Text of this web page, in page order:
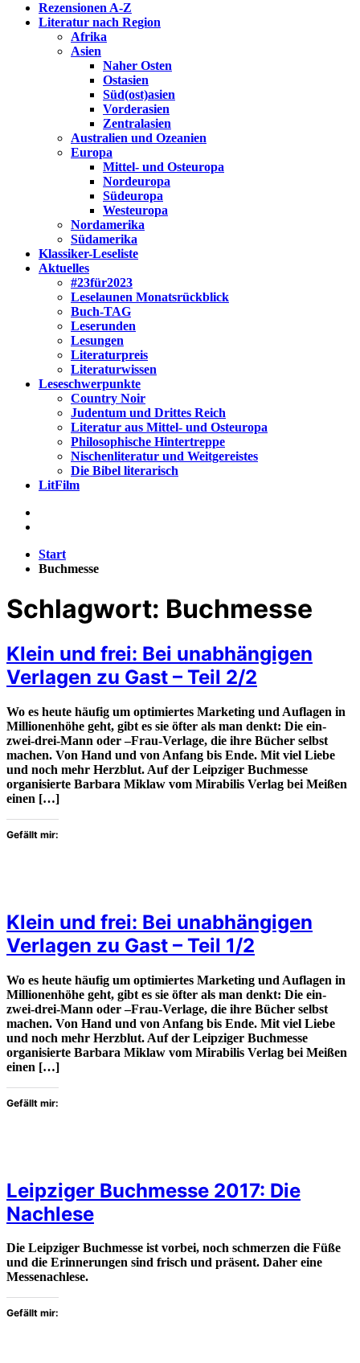
Rezensionen A-Z
Literatur nach Region
Afrika
Asien
Naher Osten
Ostasien
Süd(ost)asien
Vorderasien
Zentralasien
Australien und Ozeanien
Europa
Mittel- und Osteuropa
Nordeuropa
Südeuropa
Westeuropa
Nordamerika
Südamerika
Klassiker-Leseliste
Aktuelles
#23für2023
Leselaunen Monatsrückblick
Buch-TAG
Leserunden
Lesungen
Literaturpreis
Literaturwissen
Leseschwerpunkte
Country Noir
Judentum und Drittes Reich
Literatur aus Mittel- und Osteuropa
Philosophische Hintertreppe
Nischenliteratur und Weitgereistes
Die Bibel literarisch
LitFilm
Start
Buchmesse
Schlagwort: Buchmesse
Klein und frei: Bei unabhängigen
Verlagen zu Gast – Teil 2/2
Wo es heute häufig um optimiertes Marketing und Auflagen in
Millionenhöhe geht, gibt es sie öfter als man denkt: Die ein-
zwei-drei-Mann oder –Frau-Verlage, die ihre Bücher selbst
machen. Von Hand und von Anfang bis Ende. Mit viel Liebe
und noch mehr Herzblut. Auf der Leipziger Buchmesse
organisierte Barbara Miklaw vom Mirabilis Verlag bei Meißen
einen […]
Gefällt mir:
Klein und frei: Bei unabhängigen
Verlagen zu Gast – Teil 1/2
Wo es heute häufig um optimiertes Marketing und Auflagen in
Millionenhöhe geht, gibt es sie öfter als man denkt: Die ein-
zwei-drei-Mann oder –Frau-Verlage, die ihre Bücher selbst
machen. Von Hand und von Anfang bis Ende. Mit viel Liebe
und noch mehr Herzblut. Auf der Leipziger Buchmesse
organisierte Barbara Miklaw vom Mirabilis Verlag bei Meißen
einen […]
Gefällt mir:
Leipziger Buchmesse 2017: Die
Nachlese
Die Leipziger Buchmesse ist vorbei, noch schmerzen die Füße
und die Erinnerungen sind frisch und präsent. Daher eine
Messenachlese.
Gefällt mir: